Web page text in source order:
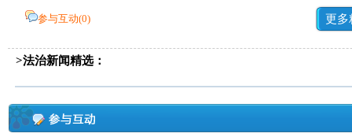
参与互动(0) 更多
>法治新闻精选：